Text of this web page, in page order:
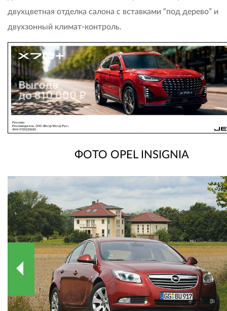
двухцветная отделка салона с вставками “под дерево” и
двухзонный климат-контроль.
ФОТО OPEL INSIGNIA